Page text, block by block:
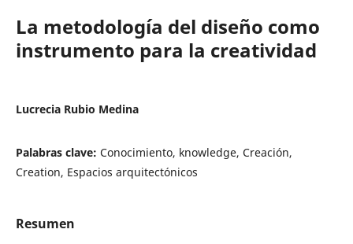
La metodología del diseño como
instrumento para la creatividad
Lucrecia Rubio Medina
Palabras clave: Conocimiento, knowledge, Creación,
Creation, Espacios arquitectónicos
Resumen